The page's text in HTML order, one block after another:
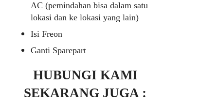
AC (pemindahan bisa dalam satu
lokasi dan ke lokasi yang lain)
Isi Freon
Ganti Sparepart
HUBUNGI KAMI
SEKARANG JUGA :